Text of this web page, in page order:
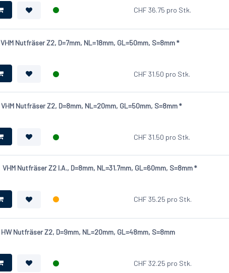
CHF36.75 pro Stk.
VHM Nutfräser Z2, D=7mm, NL=18mm, GL=50mm, S=8mm *
CHF31.50 pro Stk.
VHM Nutfräser Z2, D=8mm, NL=20mm, GL=50mm, S=8mm *
CHF31.50 pro Stk.
VHM Nutfräser Z2 l.A., D=8mm, NL=31.7mm, GL=60mm, S=8mm *
CHF35.25 pro Stk.
HW Nutfräser Z2, D=9mm, NL=20mm, GL=48mm, S=8mm
CHF32.25 pro Stk.